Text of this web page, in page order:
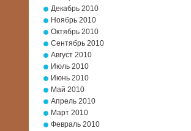
Декабрь 2010
Ноябрь 2010
Октябрь 2010
Сентябрь 2010
Август 2010
Июль 2010
Июнь 2010
Май 2010
Апрель 2010
Март 2010
Февраль 2010